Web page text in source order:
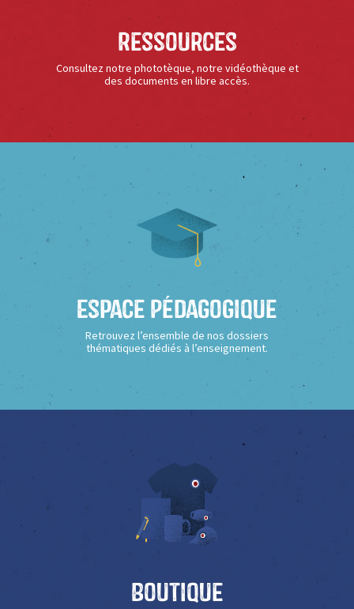
Ressources
Consultez notre phototèque, notre vidéothèque et
des documents en libre accès.
Espace Pédagogique
Retrouvez l’ensemble de nos dossiers
thématiques dédiés à l’enseignement.
Boutique